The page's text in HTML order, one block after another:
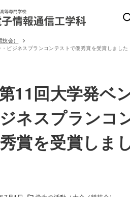
会）
ビジネスプランコンテストで優秀賞を受賞しました
11回大学発ベ
ネスプランコ
賞を受賞しま